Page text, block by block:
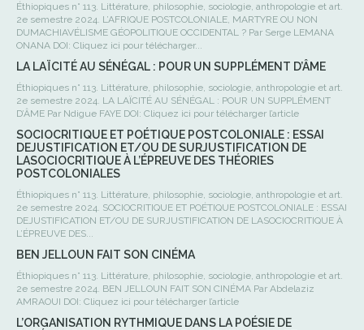
Éthiopiques n° 113. Littérature, philosophie, sociologie, anthropologie et art.
2e semestre 2024. L’AFRIQUE POSTCOLONIALE, MARTYRE OU NON
DUMACHIAVÉLISME GÉOPOLITIQUE OCCIDENTAL ? Par Serge LEMANA
ONANA DOI: Cliquez ici pour télécharger...
LA LAÏCITÉ AU SÉNÉGAL : POUR UN SUPPLÉMENT D’ÂME
Éthiopiques n° 113. Littérature, philosophie, sociologie, anthropologie et art.
2e semestre 2024. LA LAÏCITÉ AU SÉNÉGAL : POUR UN SUPPLÉMENT
D’ÂME Par Ndigue FAYE DOI: Cliquez ici pour télécharger l’article
SOCIOCRITIQUE ET POÉTIQUE POSTCOLONIALE : ESSAI
DEJUSTIFICATION ET/OU DE SURJUSTIFICATION DE
LASOCIOCRITIQUE À L’ÉPREUVE DES THÉORIES
POSTCOLONIALES
Éthiopiques n° 113. Littérature, philosophie, sociologie, anthropologie et art.
2e semestre 2024. SOCIOCRITIQUE ET POÉTIQUE POSTCOLONIALE : ESSAI
DEJUSTIFICATION ET/OU DE SURJUSTIFICATION DE LASOCIOCRITIQUE À
L’ÉPREUVE DES...
BEN JELLOUN FAIT SON CINÉMA
Éthiopiques n° 113. Littérature, philosophie, sociologie, anthropologie et art.
2e semestre 2024. BEN JELLOUN FAIT SON CINÉMA Par Abdelaziz
AMRAOUI DOI: Cliquez ici pour télécharger l’article
L’ORGANISATION RYTHMIQUE DANS LA POÉSIE DE